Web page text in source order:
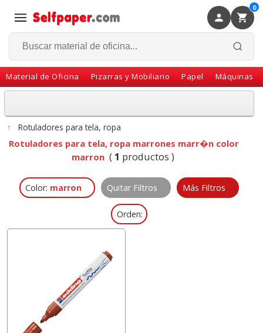
0
Material de Oficina Pizarras y Mobiliario Papel Máquinas
Volver
↑ Rotuladores para tela, ropa
Rotuladores para tela, ropa marrones marr�n color
marron (1 productos )
Color: marron Quitar Filtros Más Filtros
Orden: